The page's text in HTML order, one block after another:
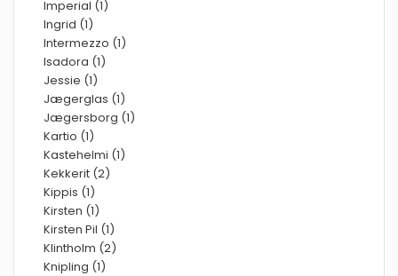
Imperial (1)
Ingrid (1)
Intermezzo (1)
Isadora (1)
Jessie (1)
Jægerglas (1)
Jægersborg (1)
Kartio (1)
Kastehelmi (1)
Kekkerit (2)
Kippis (1)
Kirsten (1)
Kirsten Pil (1)
Klintholm (2)
Knipling (1)